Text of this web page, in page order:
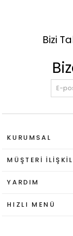
Bizi
KURUMSAL
MÜŞTERI
YARDIM
HIZLI MENÜ